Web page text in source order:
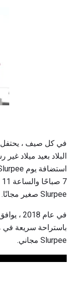
Slurpee صغير مجانًا.
Slurpee مجاني.